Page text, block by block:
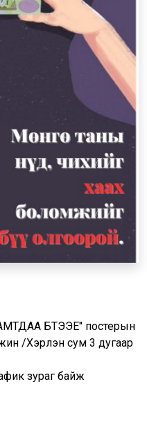
БҮТЭЭЕ" постерын
/Хэрлэн сум 3 дугаар